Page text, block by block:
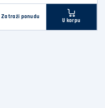
Zatraži ponudu
U korpu